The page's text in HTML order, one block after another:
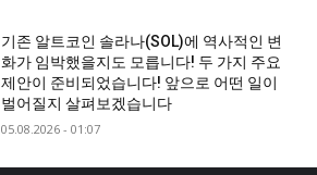
기존 알트코인 솔라나(SOL)에 역사적인 변
화가 임박했을지도 모릅니다! 두 가지 주요
제안이 준비되었습니다! 앞으로 어떤 일이
벌어질지 살펴보겠습니다
05.08.2026 - 01:07